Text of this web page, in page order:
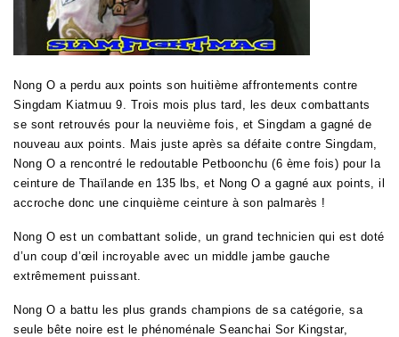
Nong O a perdu aux points son huitième affrontements contre
Singdam Kiatmuu 9. Trois mois plus tard, les deux combattants
se sont retrouvés pour la neuvième fois, et Singdam a gagné de
nouveau aux points. Mais juste après sa défaite contre Singdam,
Nong O a rencontré le redoutable Petboonchu (6 ème fois) pour la
ceinture de Thaïlande en 135 lbs, et Nong O a gagné aux points, il
accroche donc une cinquième ceinture à son palmarès !
Nong O est un combattant solide, un grand technicien qui est doté
d’un coup d’œil incroyable avec un middle jambe gauche
extrêmement puissant.
Nong O a battu les plus grands champions de sa catégorie, sa
seule bête noire est le phénoménale Seanchai Sor Kingstar,